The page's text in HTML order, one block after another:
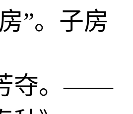
”。子房
夺。——